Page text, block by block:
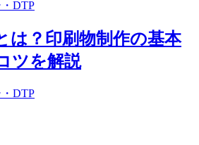
DTP
は？印刷物制作の基本
ツを解説
DTP